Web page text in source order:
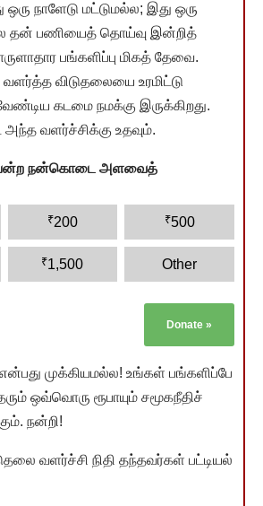
நாளேடு மட்டுமல்ல; இது ஒரு
தன் பணியைத் தொய்வு இன்றித்
பங்களிப்பு மிகத் தேவை.
விடுதலையை உரமிட்டு
கடமை நமக்கு இருக்கிறது.
வளர்ச்சிக்கு உதவும்.
நன்கொடை அளவைத்
₹200 ₹500
₹1,500 Other
Donate »
முக்கியமல்ல! உங்கள் பங்களிப்பே
ஒவ்வொரு ரூபாயும் சமூகநீதிச்
நன்றி!
வளர்ச்சி நிதி தந்தவர்கள் பட்டியல்